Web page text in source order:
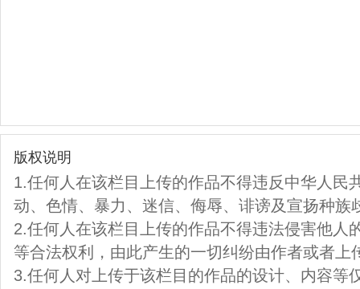
版权说明
1.任何人在该栏目上传的作品不得违反中华人民
动、色情、暴力、迷信、侮辱、诽谤及宣扬种族
2.任何人在该栏目上传的作品不得违法侵害他人
等合法权利，由此产生的一切纠纷由作者或者上
3.任何人对上传于该栏目的作品的设计、内容等